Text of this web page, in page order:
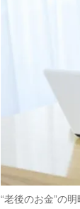
“老後のお金”の